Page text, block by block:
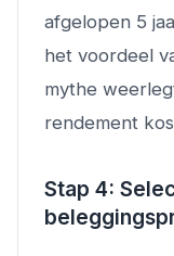
afgelopen 5
het voordeel
mythe
rendement
Stap 4: